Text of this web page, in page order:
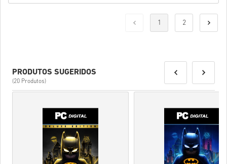
1 2
PRODUTOS SUGERIDOS
(20 Produtos)